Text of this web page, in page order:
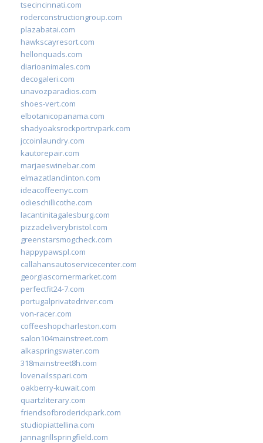
tsecincinnati.com
roderconstructiongroup.com
plazabatai.com
hawkscayresort.com
hellonquads.com
diarioanimales.com
decogaleri.com
unavozparadios.com
shoes-vert.com
elbotanicopanama.com
shadyoaksrockportrvpark.com
jccoinlaundry.com
kautorepair.com
marjaeswinebar.com
elmazatlanclinton.com
ideacoffeenyc.com
odieschillicothe.com
lacantinitagalesburg.com
pizzadeliverybristol.com
greenstarsmogcheck.com
happypawspl.com
callahansautoservicecenter.com
georgiascornermarket.com
perfectfit24-7.com
portugalprivatedriver.com
von-racer.com
coffeeshopcharleston.com
salon104mainstreet.com
alkaspringswater.com
318mainstreet8h.com
lovenailsspari.com
oakberry-kuwait.com
quartzliterary.com
friendsofbroderickpark.com
studiopiattellina.com
jannagrillspringfield.com